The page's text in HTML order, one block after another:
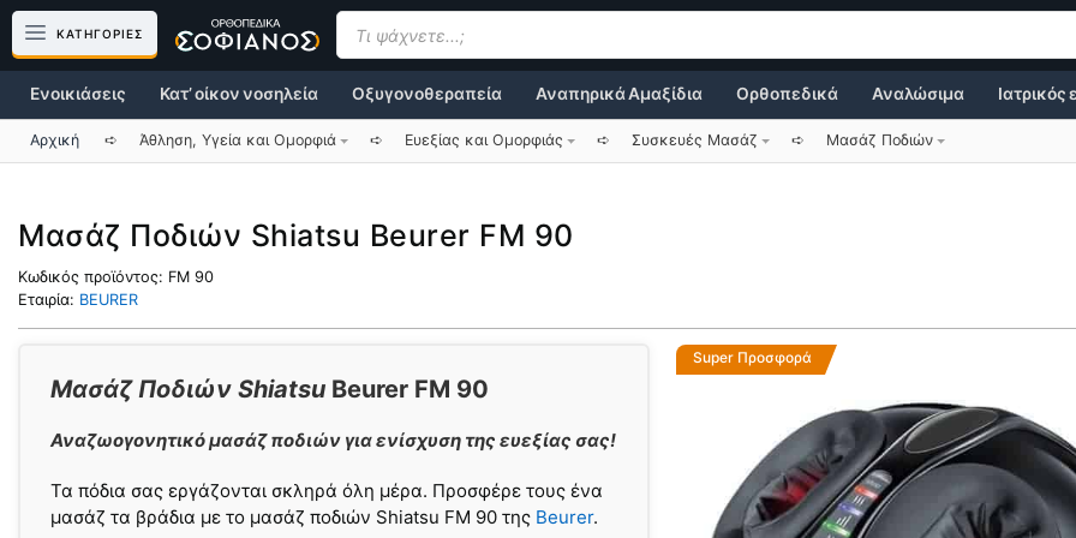
Μετάβαση
περιεχόμενο
ΚΑΤΗΓΟΡΙΕΣ
Products
search
Κατ’ οίκον νοσηλεία Οξυγονοθεραπεία Αναπηρικά Αμαξίδια
Ενοικιάσεις Ορθοπεδικά Αναλώσιμα Ιατρικός
Αρχική ➪ Άθληση, Υγεία και Ομορφιά ➪ Ευεξίας και Ομορφιάς ➪ Συσκευές Μασάζ ➪ Μασάζ Ποδιών
Μασάζ Ποδιών Shiatsu Beurer FM 90
Κωδικός προϊόντος: FM 90
Εταιρία: BEURER
Μασάζ Ποδιών Shiatsu Beurer FM 90
Αναζωογονητικό μασάζ ποδιών για ενίσχυση της ευεξίας σας!
Τα πόδια σας εργάζονται σκληρά όλη μέρα. Προσφέρε τους ένα
μασάζ τα βράδια με το μασάζ ποδιών Shiatsu FM 90 της Beurer.
Super Προσφορά